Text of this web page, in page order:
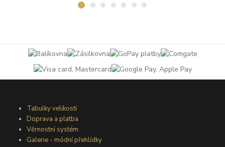
Tabulky velikostí
Doprava a platba
Věrnostní systém
Galerie - módní přehlídky